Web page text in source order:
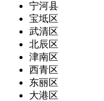
宁河县
宝坻区
武清区
北辰区
津南区
西青区
东丽区
大港区